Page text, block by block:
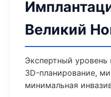
Великий
Экспертный уровень
3D-планирование,
минимальная